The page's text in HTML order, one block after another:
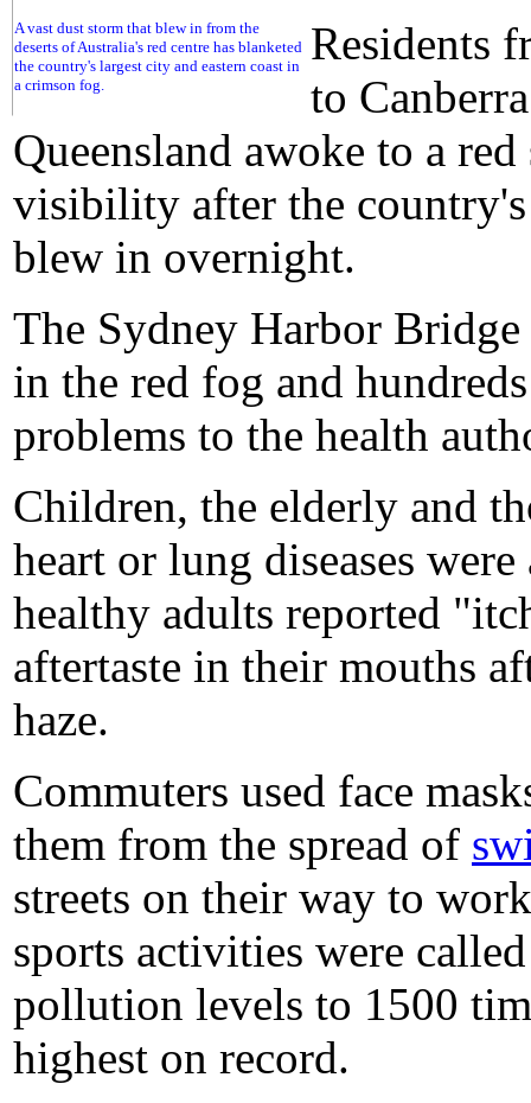
A vast dust storm that blew in from the
deserts of Australia's red centre has blanketed
the country's largest city and eastern coast in
a crimson fog.
Residents
to
Queensland awoke to a
visibility after the
blew in overnight.
The Sydney Harbor Bridge
in the red fog and
problems to the health
Children, the elderly and
heart or lung diseases
healthy adults reported
aftertaste in their mouths
haze.
Commuters used face
them from the spread of
streets on their way to
sports activities were
pollution levels to 1500
highest on record.